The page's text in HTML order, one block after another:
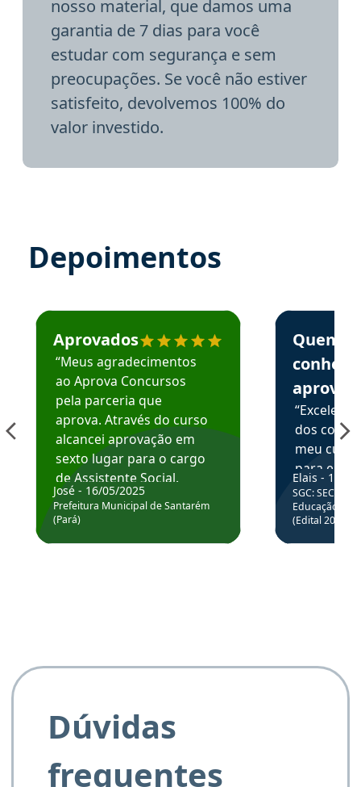
nosso material, que damos uma
garantia de 7 dias para você
estudar com segurança e sem
preocupações. Se você não estiver
satisfeito, devolvemos 100% do
valor investido.
Depoimentos
Estudante José recomenda o Aprova Concursos em
Aprovados
“Meus agradecimentos
ao Aprova Concursos
pela parceria que
aprova. Através do curso
alcancei aprovação em
sexto lugar para o cargo
de Assistente Social.
Hoje estou atuando na
Prefeitura de Santarém.
José - 16/05/2025
Prefeitura Municipal de Santarém
(Pará)
Estudante
Quem
aprova
dos
meu
para
colocar
através
de
Elais - 15/
SGC: SEC BA
Educação
(Edital
Dúvidas
frequentes